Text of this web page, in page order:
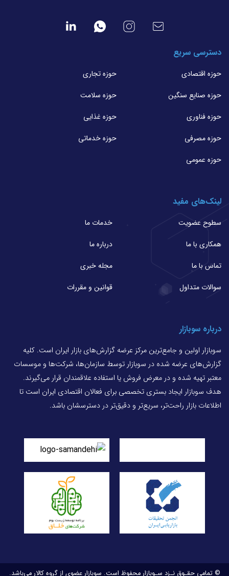
دسترسی سریع
حوزه اقتصادی
حوزه تجاری
حوزه صنایع سنگین
حوزه سلامت
حوزه فناوری
حوزه غذایی
حوزه مصرفی
حوزه خدماتی
حوزه عمومی
لینک‌های مفید
سطوح عضویت
خدمات ما
همکاری با ما
درباره ما
تماس با ما
مجله خبری
سوالات متداول
قوانین و مقررات
درباره سوبازار
سوبازار اولین و جامع‌ترین مرکز عرضه گزارش‌های بازار ایران است. کلیه
گزارش‌های عرضه شده در سوبازار توسط سازمان‌ها، شرکت‌ها و موسسات
معتبر تهیه شده و در معرض فروش یا استفاده علاقمندان قرار می‌گیرند.
هدف سوبازار ایجاد بستری تخصصی برای فعالان اقتصادی ایران است تا
اطلاعات بازار راحت‌تر، سریع‌تر و دقیق‌تر در دسترسشان باشد.
© تمامی حقـوق نـزد سـوبازار محفوظ است. سوبازار عضوی از گروه کالار می‌باشد.